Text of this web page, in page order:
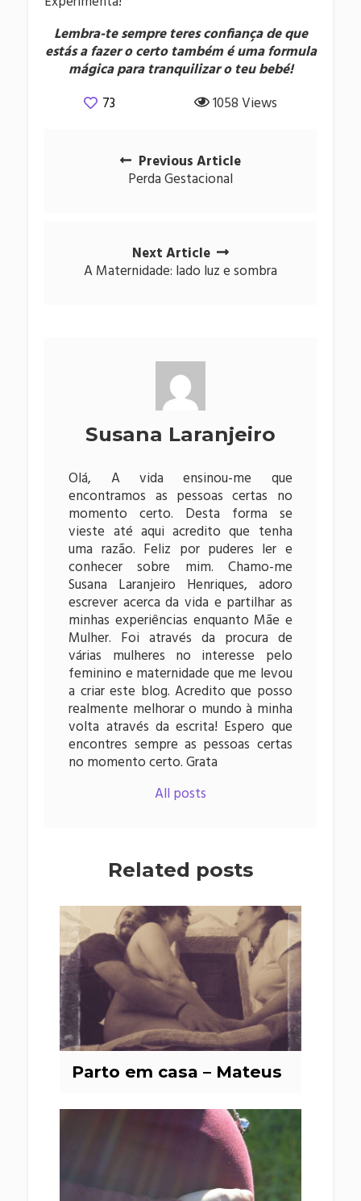
Lembra-te sempre teres confiança de que
estás a fazer o certo também é uma formula
mágica para tranquilizar o teu bebé!
73
1058 Views
Posts
navigation
Previous Article
Perda Gestacional
Next Article
A Maternidade: lado luz e sombra
Susana Laranjeiro
Olá, A vida ensinou-me que
encontramos as pessoas certas no
momento certo. Desta forma se
vieste até aqui acredito que tenha
uma razão. Feliz por puderes ler e
conhecer sobre mim. Chamo-me
Susana Laranjeiro Henriques, adoro
escrever acerca da vida e partilhar as
minhas experiências enquanto Mãe e
Mulher. Foi através da procura de
várias mulheres no interesse pelo
feminino e maternidade que me levou
a criar este blog. Acredito que posso
realmente melhorar o mundo à minha
volta através da escrita! Espero que
encontres sempre as pessoas certas
no momento certo. Grata
All posts
Related posts
Parto em casa – Mateus